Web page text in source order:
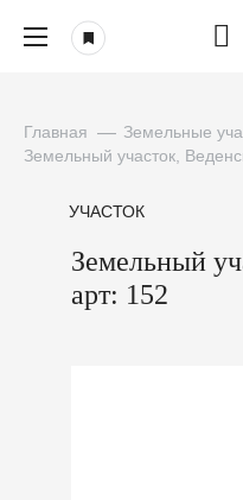
Главная Земельные
Земельный участок,
УЧАСТОК
Земельный
арт: 152